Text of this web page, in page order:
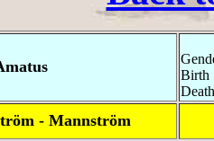
Birth
- Mannström